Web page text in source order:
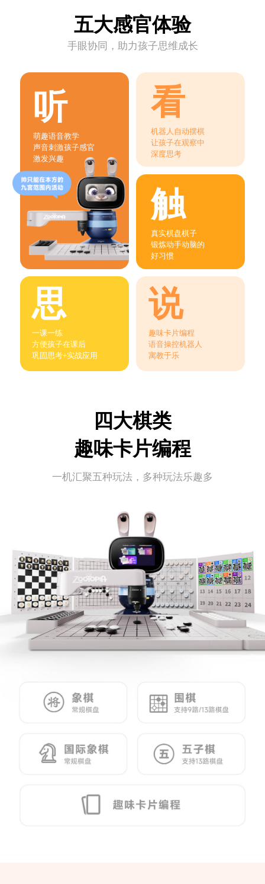
五大感官体验
手眼协同，助力孩子思维成长
听
萌趣语音教学
声音刺激孩子感官
激发兴趣
看
机器人自动摆棋
让孩子在观察中
深度思考
触
真实棋盘棋子
锻炼动手动脑的
好习惯
思
一课一练
方便孩子在课后
巩固思考+实战应用
说
趣味卡片编程
语音操控机器人
寓教于乐
四大棋类
趣味卡片编程
一机汇聚五种玩法，多种玩法乐趣多